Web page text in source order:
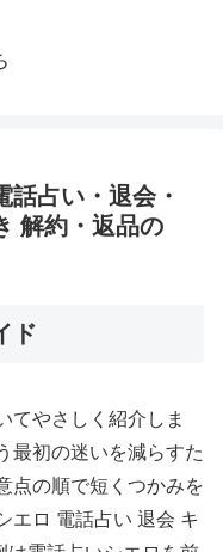
話占い・退会・
解約・返品の
ド
てやさしく紹介しま
最初の迷いを減らすた
の順で短くつかみを
エロ 電話占い 退会 キ